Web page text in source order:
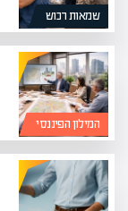
שמאות רכוש
המילון הפיננסי